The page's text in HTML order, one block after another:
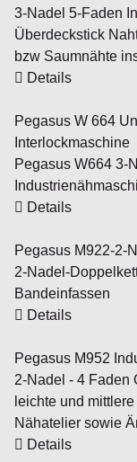
3-Nadel 5-Faden
Überdeckstick
bzw Saumnähte
Details
Pegasus W 664
Interlockmaschine
Pegasus W664 3-
Details
Pegasus M922-2-
2-Nadel-
Bandeinfassen
Details
Pegasus M952
2-Nadel - 4 Faden
leichte und
Nähatelier sowie
Details